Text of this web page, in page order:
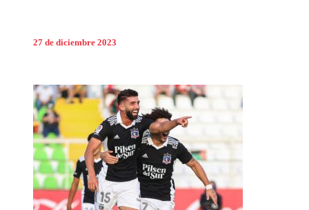
27 de diciembre 2023